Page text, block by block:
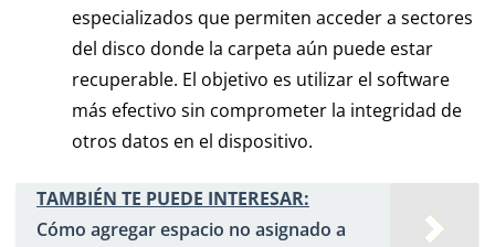
especializados que permiten acceder a sectores
del disco donde la carpeta aún puede estar
recuperable. El objetivo es utilizar el software
más efectivo sin comprometer la integridad de
otros datos en el dispositivo.
TAMBIÉN TE PUEDE INTERESAR:
Cómo agregar espacio no asignado a